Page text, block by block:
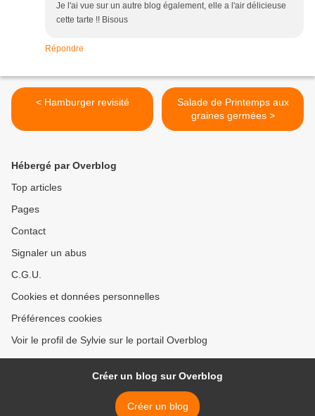
Je l'ai vue sur un autre blog également, elle a l'air délicieuse
cette tarte !! Bisous
Répondre
< Hamburger revisité
Salade de Printemps aux
graines germées >
Hébergé par Overblog
Top articles
Pages
Contact
Signaler un abus
C.G.U.
Cookies et données personnelles
Préférences cookies
Voir le profil de Sylvie sur le portail Overblog
Créer un blog sur Overblog
Créer un blog